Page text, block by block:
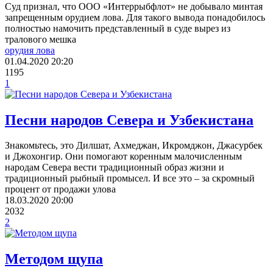
Суд признал, что ООО «Интеррыбфлот» не добывало минтая
запрещенным орудием лова. Для такого вывода понадобилось
полностью намочить представленный в суде вырез из
тралового мешка
орудия лова
01.04.2020 20:20
1195
1
Песни народов Севера и Узбекистана
Знакомьтесь, это Дилшат, Ахмеджан, Икромджон, Джасурбек
и Джохонгир. Они помогают коренным малочисленным
народам Севера вести традиционный образ жизни и
традиционный рыбный промысел. И все это – за скромный
процент от продажи улова
18.03.2020 20:00
2032
2
Методом щупа